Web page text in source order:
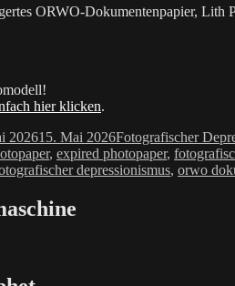
ORWO-Dokumentenpapier, Lith
hier klicken.
202615. Mai 2026Kategorien
Fotografischer
, expired photopaper,
depressionismus, orwo